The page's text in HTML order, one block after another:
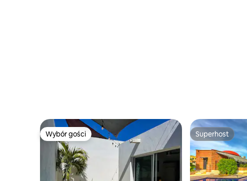
Wybór gości
Wybór gości Superhost
Superhost